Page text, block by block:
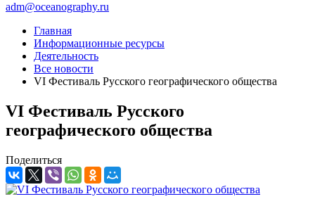
adm@oceanography.ru
Главная
Информационные ресурсы
Деятельность
Все новости
VI Фестиваль Русского географического общества
VI Фестиваль Русского
географического общества
Поделиться